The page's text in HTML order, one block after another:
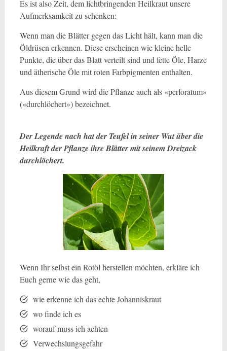
Es ist also Zeit, dem lichtbringenden Heilkraut unsere
Aufmerksamkeit zu schenken:
Wenn man die Blätter gegen das Licht hält, kann man die
Öldrüsen erkennen. Diese erscheinen wie kleine helle
Punkte, die über das Blatt verteilt sind und fette Öle, Harze
und ätherische Öle mit roten Farbpigmenten enthalten.
Aus diesem Grund wird die Pflanze auch als «perforatum»
(«durchlöchert») bezeichnet.
Der Legende nach hat der Teufel in seiner Wut über die
Heilkraft der Pflanze ihre Blätter mit seinem Dreizack
durchlöchert.
Wenn Ihr selbst ein Rotöl herstellen möchten, erkläre ich
Euch gerne wie das geht,
wie erkenne ich das echte Johanniskraut
wo finde ich es
worauf muss ich achten
Verwechslungsgefahr